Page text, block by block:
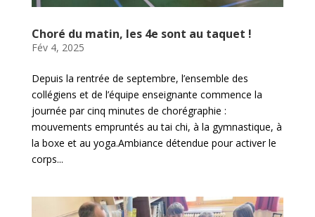
Choré du matin, les 4e sont au taquet !
Fév 4, 2025
Depuis la rentrée de septembre, l’ensemble des
collégiens et de l’équipe enseignante commence la
journée par cinq minutes de chorégraphie :
mouvements empruntés au tai chi, à la gymnastique, à
la boxe et au yoga.Ambiance détendue pour activer le
corps...